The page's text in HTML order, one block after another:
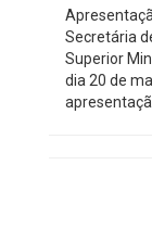
Secretária
Superior
dia 20 de